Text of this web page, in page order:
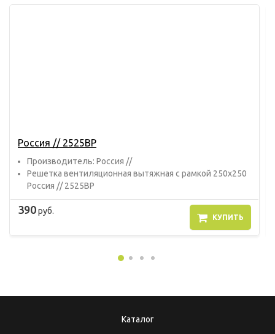
Россия // 2525ВР
Прoизвoдитель: Россия //
Решетка вентиляционная вытяжная с рамкой 250х250
Россия // 2525ВР
390руб.
КУПИТЬ
Каталог